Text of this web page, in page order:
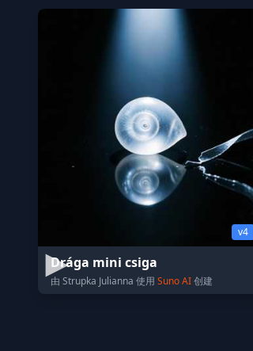
v4
Drága mini csiga
由 Strupka Julianna 使用 Suno AI创建